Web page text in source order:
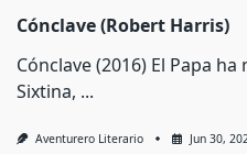
Cónclave (Robert Harris)
Cónclave (2016) El Papa
Sixtina, ...
Aventurero Literario Jun 30,